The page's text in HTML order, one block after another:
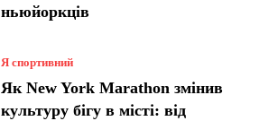
ньюйоркців
Я спортивний
Як New York Marathon змінив
культуру бігу в місті: від